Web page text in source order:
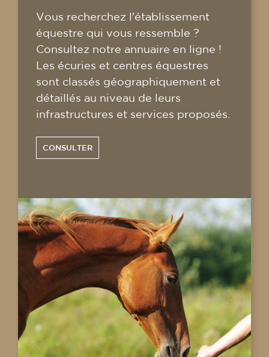
Vous recherchez l'établissement
équestre qui vous ressemble ?
Consultez notre annuaire en ligne !
Les écuries et centres équestres
sont classés géographiquement et
détaillés au niveau de leurs
infrastructures et services proposés.
CONSULTER